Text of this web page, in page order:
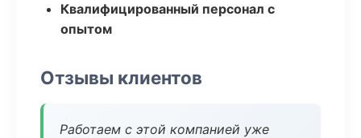
Квалифицированный персонал с
опытом
Отзывы клиентов
Работаем с этой компанией уже